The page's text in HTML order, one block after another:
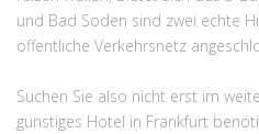
und Bad Soden sind zwei echte
öffentliche Verkehrsnetz
Suchen Sie also nicht erst im
günstiges Hotel in Frankfurt